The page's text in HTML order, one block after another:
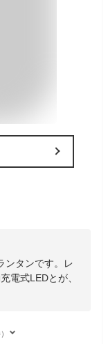
ンタンです。レ
電式LEDとが、